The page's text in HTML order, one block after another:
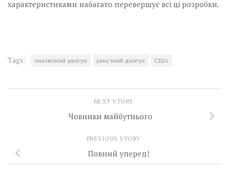
характеристиками набагато перевершує всі ці розробки.
Tags: плазмовий двигун ракетний двигун США
NEXT STORY
Човники майбутнього
PREVIOUS STORY
Повний уперед!